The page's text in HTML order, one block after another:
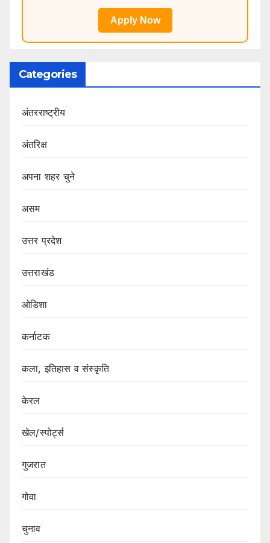
Apply Now
Categories
अंतरराष्ट्रीय
अंतरिक्ष
अपना शहर चुने
असम
उत्तर प्रदेश
उत्तराखंड
ओडिशा
कर्नाटक
कला, इतिहास व संस्कृति
केरल
खेल/स्पोर्ट्स
गुजरात
गोवा
चुनाव